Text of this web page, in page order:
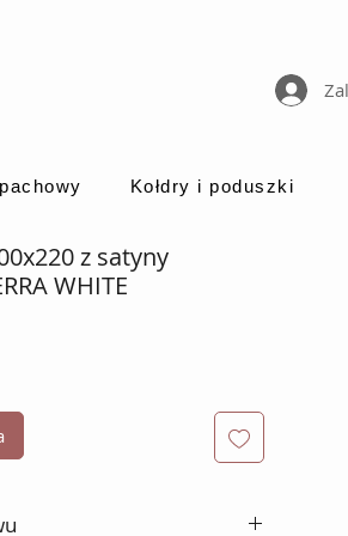
Kołdry i poduszki
z satyny
WHITE